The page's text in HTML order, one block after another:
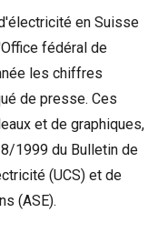
en Suisse
fédéral de
les chiffres
de presse. Ces
et de graphiques,
1999 du Bulletin de
(UCS) et de
(ASE).